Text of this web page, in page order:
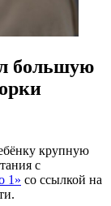
большую
крупную
с
1» со ссылкой на